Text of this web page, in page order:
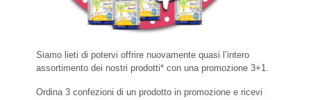
Siamo lieti di potervi offrire nuovamente quasi l’intero
assortimento dei nostri prodotti* con una promozione 3+1.
Ordina 3 confezioni di un prodotto in promozione e ricevi